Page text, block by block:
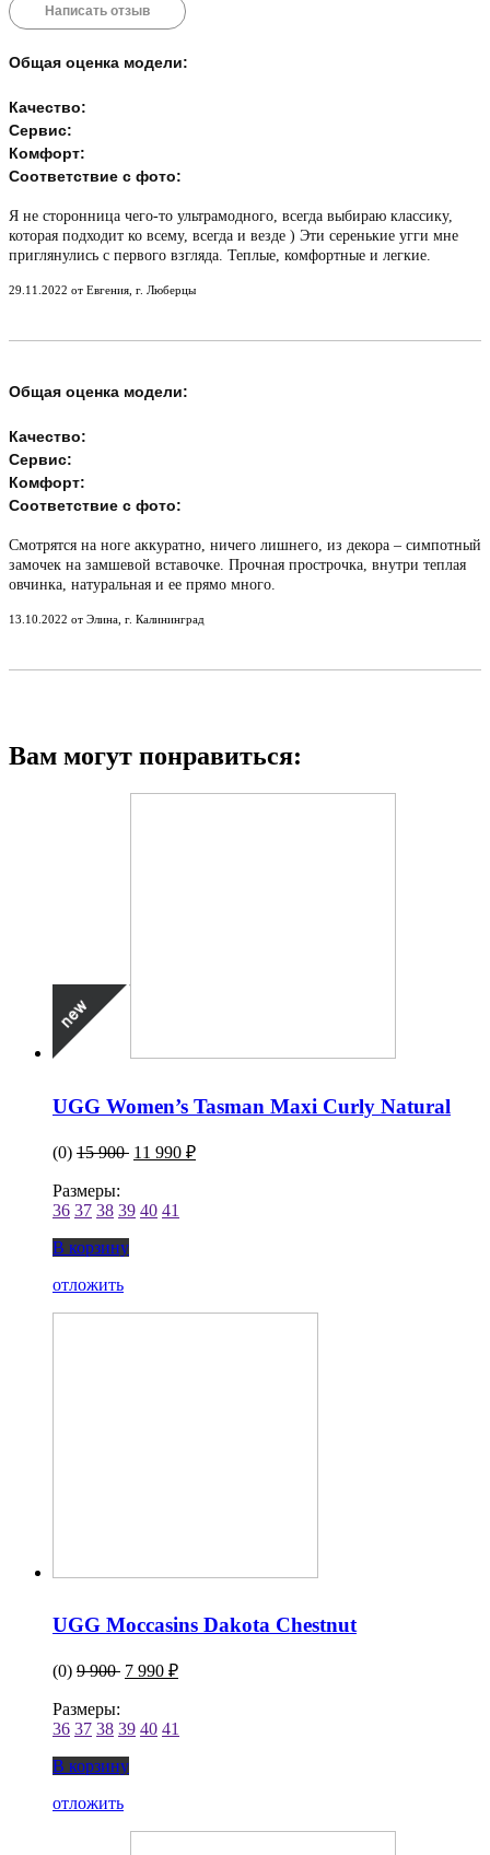
Написать отзыв
Общая оценка модели:
Качество:
Сервис:
Комфорт:
Соответствие с фото:
Я не сторонница чего-то ультрамодного, всегда выбираю классику,
которая подходит ко всему, всегда и везде ) Эти серенькие угги мне
приглянулись с первого взгляда. Теплые, комфортные и легкие.
29.11.2022 от Евгения, г. Люберцы
Общая оценка модели:
Качество:
Сервис:
Комфорт:
Соответствие с фото:
Смотрятся на ноге аккуратно, ничего лишнего, из декора – симпотный
замочек на замшевой вставочке. Прочная прострочка, внутри теплая
овчинка, натуральная и ее прямо много.
13.10.2022 от Элина, г. Калининград
Вам могут понравиться:
UGG Women’s Tasman Maxi Curly Natural
(0) 15 900 11 990 ₽
Размеры:
36 37 38 39 40 41
В корзину
отложить
UGG Moccasins Dakota Chestnut
(0) 9 900 7 990 ₽
Размеры:
36 37 38 39 40 41
В корзину
отложить